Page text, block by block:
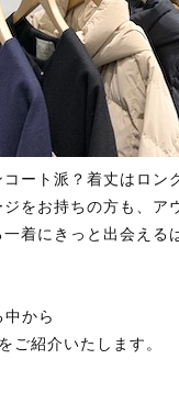
ート派？着丈はロン
をお持ちの方も、ア
着にきっと出会える
から
ご紹介いたします。